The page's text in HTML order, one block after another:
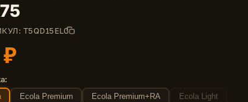
T5QD15ELC
Ecola Premium Ecola Premium+RA Ecola Light